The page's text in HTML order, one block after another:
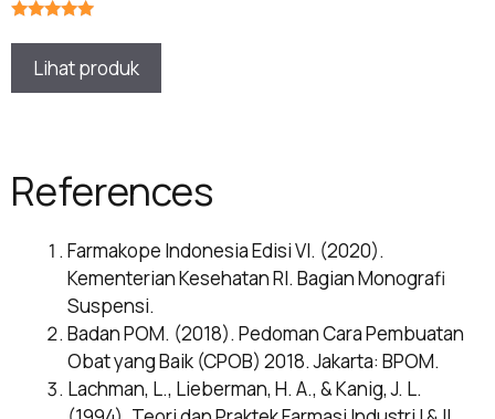
Lihat produk
References
Farmakope Indonesia Edisi VI. (2020).
Kementerian Kesehatan RI. Bagian Monografi
Suspensi.
Badan POM. (2018). Pedoman Cara Pembuatan
Obat yang Baik (CPOB) 2018. Jakarta: BPOM.
Lachman, L., Lieberman, H. A., & Kanig, J. L.